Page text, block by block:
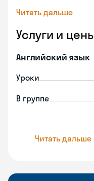
Читать дальше
Услуги и
Английский язык
Уроки
В группе
Читать дальше